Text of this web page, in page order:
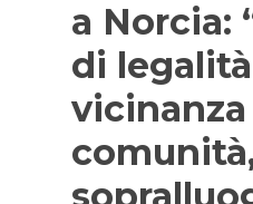
a Norcia:
di
vicinanza